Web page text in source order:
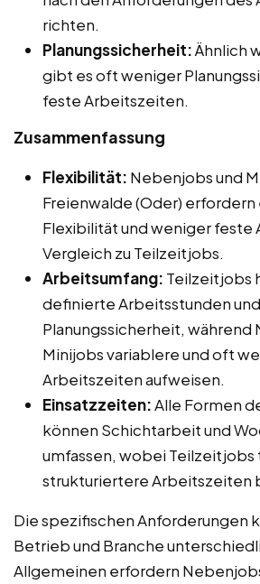
richten.
Planungssicherheit:Ähnlich
gibt es oft weniger
feste Arbeitszeiten.
Zusammenfassung
Flexibilität: Nebenjobs und
Freienwalde (Oder)
Flexibilität und weniger feste
Vergleich zu Teilzeitjobs.
Arbeitsumfang: Teilzeitjobs
definierte Arbeitsstunden
Planungssicherheit, während
Minijobs variablere und oft
Arbeitszeiten aufweisen.
Einsatzzeiten:Alle Formen
können Schichtarbeit und
umfassen, wobei
strukturiertere Arbeitszeiten
Die spezifischen Anforderungen
Betrieb und Branche
Allgemeinen erfordern